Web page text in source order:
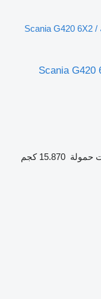
شاحنة مقفلة Scania G420 6X2 /
Scania G420
حمولة 15.870 كجم